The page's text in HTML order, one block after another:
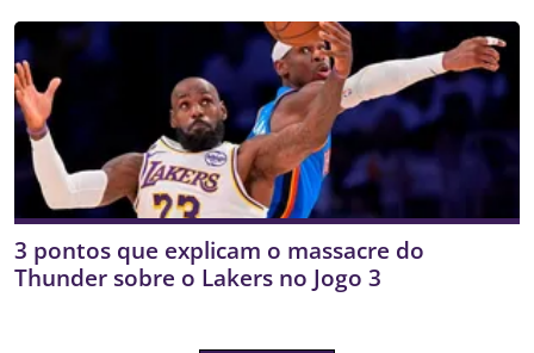
3 pontos que explicam o massacre do
Thunder sobre o Lakers no Jogo 3